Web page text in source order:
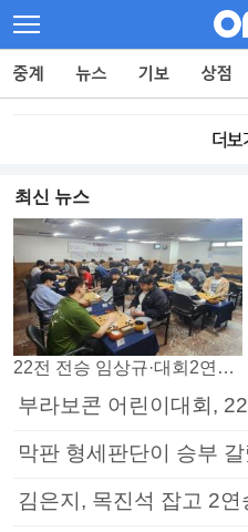
최신 뉴스
22전 전승 임상규·대회2연패 노리는 김다빈…왕중왕전 16강 7일부터
부라보콘 어린이대회,
막판 형세판단이 승부
김은지, 목진석 잡고 2연